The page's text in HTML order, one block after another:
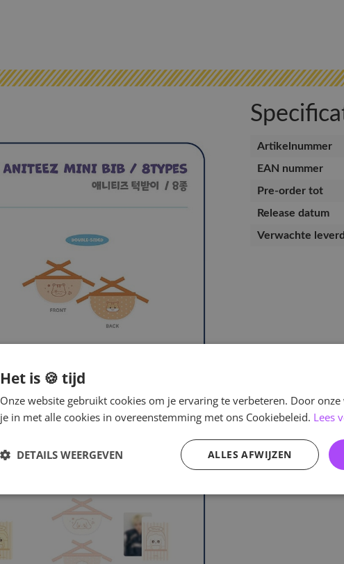
Artikelnummer
EAN nummer
Pre-order tot
Release datum
Verwachte
Het is 🍪 tijd
Onze website gebruikt cookies om je ervaring te verbeteren. Door
je in met alle cookies in overeenstemming met ons Cookiebeleid. Lees
ALLES AFWIJZEN
DETAILS WEERGEVEN